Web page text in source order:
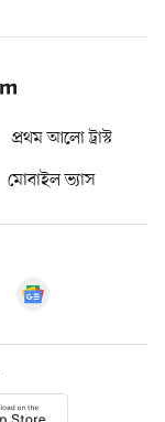
প্রথম আলো ট্রাস্ট
মোবাইল ভ্যাস